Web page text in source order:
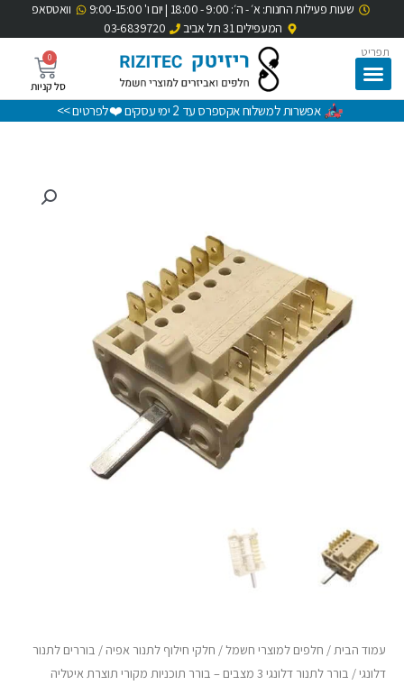
לתוכן
שעות פעילות החנות: א׳ - ה׳: 9:00 - 18:00 | יום ו' 9:00-15:00
וואטסאפ
המעפילים 31 תל אביב
03-6839720
תפריט 0
עגלת
קניות
אפשרות למשלוח אקספרס עד 2 ימי עסקים ❤️לפרטים >>
עמוד הבית/ חלפים למוצרי חשמל/ חלקי חילוף לתנור אפיה / בוררים לתנור
דלונגי/ בורר לתנור דלונגי 3 מצבים – בורר תוכניות מקורי תוצרת איטליה